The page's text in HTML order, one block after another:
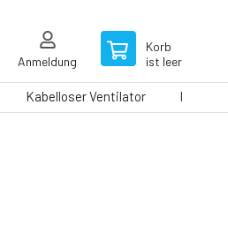
Anmeldung
Korb
ist leer
Kabelloser Ventilator